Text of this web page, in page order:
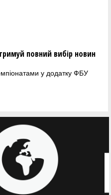
повний вибір новин
у додатку ФБУ